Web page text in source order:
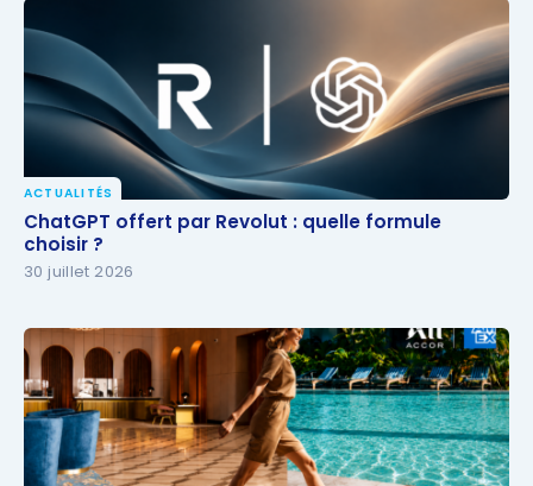
ChatGPT offert par Revolut : quelle formule
choisir ?
ACTUALITÉS
ChatGPT offert par Revolut : quelle formule
choisir ?
30 juillet 2026